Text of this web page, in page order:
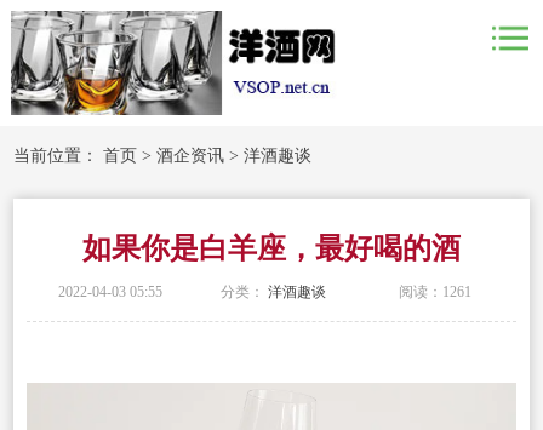
当前位置：首页 >酒企资讯 >洋酒趣谈
如果你是白羊座，最好喝的酒
2022-04-03 05:55 分类：洋酒趣谈 阅读： 1261